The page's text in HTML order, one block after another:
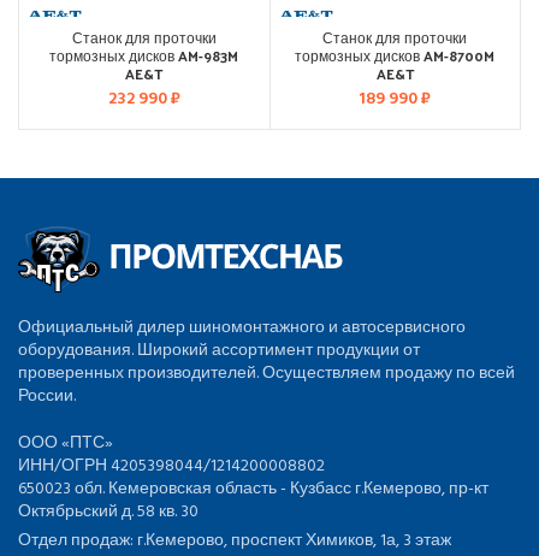
Станок для проточки
тормозных дисков AM-983M
AE&T
232 990₽
Станок для проточки
тормозных дисков AM-8700M
AE&T
189 990₽
Официальный дилер шиномонтажного и автосервисного
оборудования. Широкий ассортимент продукции от
проверенных производителей. Осуществляем продажу по всей
России.
ООО «ПТС»
ИНН/ОГРН 4205398044/1214200008802
650023 обл. Кемеровская область - Кузбасс г.Кемерово, пр-кт
Октябрьский д. 58 кв. 30
Отдел продаж: г.Кемерово, проспект Химиков, 1а, 3 этаж